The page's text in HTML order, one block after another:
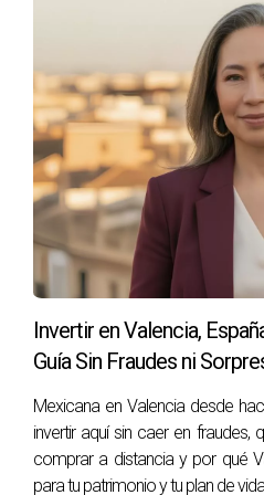
ideal para criar niños. La
parques y zonas de recreo
conecten con la naturaleza y
aire libre. Además, Patraix
y una oferta educativa
jóvenes tengan acceso a una
el sentido de comunidad es
integración rápida y
Razones para elegir
Ambiente seguro y
Espacios verdes amplios
Opciones escolares de
REFLEXIONES
Invertir en Valencia,
Guía Sin Fraudes ni
Mexicana en Valencia desde
invertir aquí sin caer en fraudes,
comprar a distancia y por qué
para tu patrimonio y tu plan de